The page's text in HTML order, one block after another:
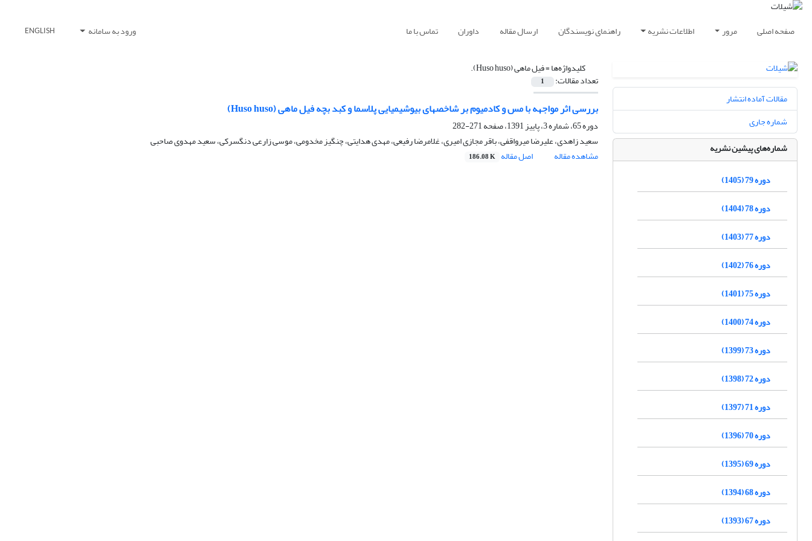
صفحه اصلی مرور اطلاعات نشریه راهنمای نویسندگان ارسال مقاله داوران تماس با ما ورود به سامانه ENGLISH
کلیدواژه‌ها =فیل ماهی (Huso huso).
تعداد مقالات: 1
بررسی اثر مواجهه با مس و کادمیوم بر شاخص‎های بیوشیمیایی پلاسما و کبد بچه فیل ماهی (Huso huso)
دوره 65، شماره 3، پاییز 1391، صفحه
271-282
سعید زاهدی، علیرضا میرواقفی، باقر مجازی امیری، غلامرضا رفیعی، مهدی هدایتی، چنگیز مخدومی، موسی زارعی دنگسرکی، سعید مهدوی صاحبی
مشاهده مقاله
اصل مقاله 186.08 K
مقالات آماده انتشار
شماره جاری
شماره‌های پیشین نشریه
دوره 79 (1405)
دوره 78 (1404)
دوره 77 (1403)
دوره 76 (1402)
دوره 75 (1401)
دوره 74 (1400)
دوره 73 (1399)
دوره 72 (1398)
دوره 71 (1397)
دوره 70 (1396)
دوره 69 (1395)
دوره 68 (1394)
دوره 67 (1393)